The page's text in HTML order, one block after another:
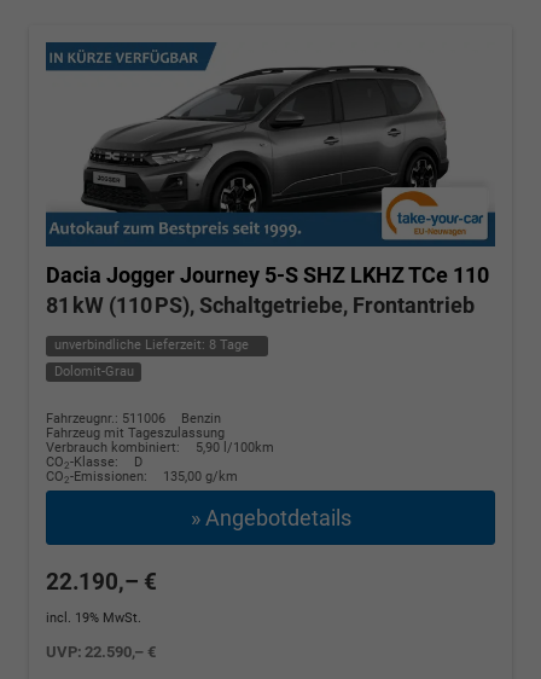
Dacia JoggerJourney 5-S SHZ LKHZ TCe 110
81 kW (110 PS), Schaltgetriebe, Frontantrieb
unverbindliche Lieferzeit: 8 Tage
Dolomit-Grau
Fahrzeugnr.: 511006
Benzin
Fahrzeug mit Tageszulassung
Verbrauch kombiniert:
5,90 l/100km
CO2-Klasse:
D
CO2-Emissionen: 135,00 g/km
» Angebotdetails
22.190,– €
incl. 19% MwSt.
UVP:22.590,– €